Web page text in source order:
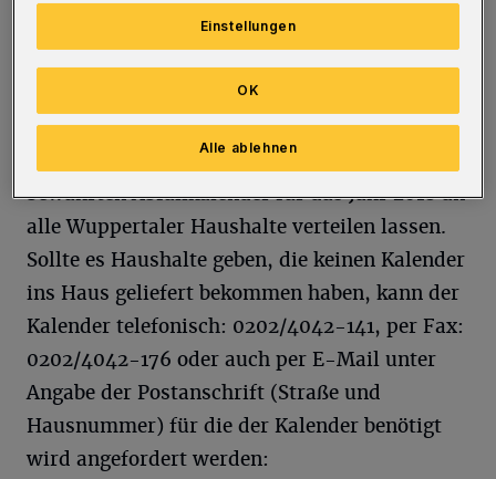
I n den vergangenen Wochen hat die
Abfallwirtschaftsgesellschaft den
bewährten Abfallkalender für das Jahr 2018 an
alle Wuppertaler Haushalte verteilen lassen.
Sollte es Haushalte geben, die keinen Kalender
ins Haus geliefert bekommen haben, kann der
Kalender telefonisch: 0202/4042-141, per Fax:
0202/4042-176 oder auch per E-Mail unter
Angabe der Postanschrift (Straße und
Hausnummer) für die der Kalender benötigt
wird angefordert werden:
Einstellungen
Alle ablehnen
OK